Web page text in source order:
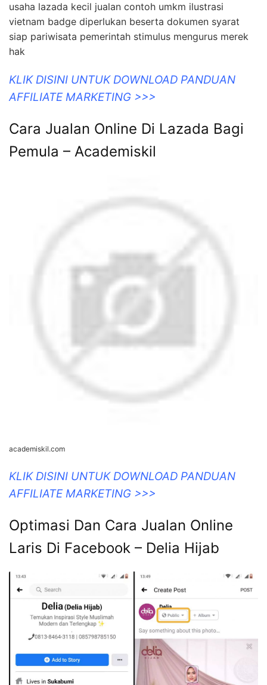
usaha lazada kecil jualan contoh umkm ilustrasi
vietnam badge diperlukan beserta dokumen syarat
siap pariwisata pemerintah stimulus mengurus merek
hak
KLIK DISINI UNTUK DOWNLOAD PANDUAN
AFFILIATE MARKETING >>>
Cara Jualan Online Di Lazada Bagi
Pemula – Academiskil
academiskil.com
KLIK DISINI UNTUK DOWNLOAD PANDUAN
AFFILIATE MARKETING >>>
Optimasi Dan Cara Jualan Online
Laris Di Facebook – Delia Hijab